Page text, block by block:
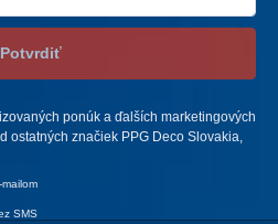
Potvrdiť
ponúk a ďalších marketingových
ostatných značiek PPG Deco Slovakia,
SMS